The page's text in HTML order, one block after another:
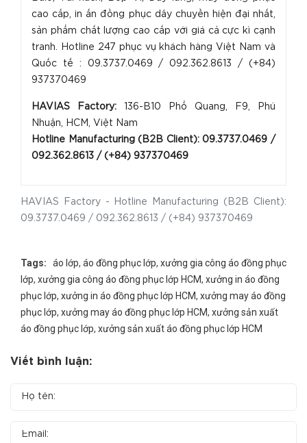
HAVIAS Factory - Hotline Manufacturing (B2B Client):
09.3737.0469 / 092.362.8613 / (+84) 937370469
cao cấp, in ấn đồng phục dây chuyền hiện đại nhất,
sản phẩm chất lượng cao cấp với giá cả cực kì cạnh
tranh. Hotline 247 phục vụ khách hàng Việt Nam và
Quốc tế : 09.3737.0469 / 092.362.8613 / (+84)
937370469
HAVIAS Factory:
136-B10 Phổ Quang, F9, Phú
Nhuận, HCM, Việt Nam
Hotline Manufacturing (B2B Client): 09.3737.0469 /
092.362.8613 / (+84) 937370469
Tags: áo lớp, áo đồng phục lớp, xưởng gia công áo đồng phục
lớp, xưởng gia công áo đồng phục lớp HCM, xưởng in áo đồng
phục lớp, xưởng in áo đồng phục lớp HCM, xưởng may áo đồng
phục lớp, xưởng may áo đồng phục lớp HCM, xưởng sản xuất
áo đồng phục lớp, xưởng sản xuất áo đồng phục lớp HCM
Viết bình luận: